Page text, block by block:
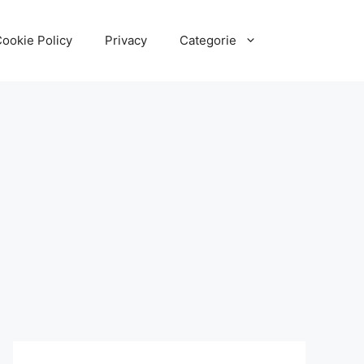
Policy Privacy Categorie